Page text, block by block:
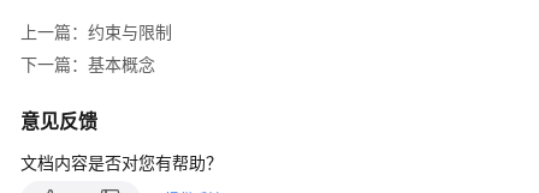
API
考
SDK
上一篇：约束与限制
下一篇：基本概念
意见反馈
文档内容是否对您有帮助？